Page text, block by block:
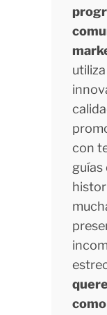
con
guías